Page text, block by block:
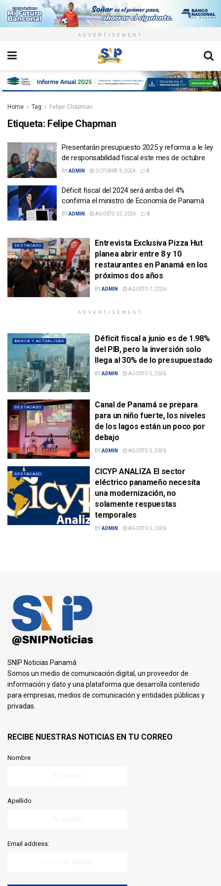
ADVERTISEMENT
Home Tag Felipe Chapman
Etiqueta: Felipe Chapman
Presentarán presupuesto 2025 y reforma a le ley
de responsabilidad fiscal este mes de octubre
BYADMIN OCTUBRE 3, 2024 0
Déficit fiscal del 2024 será arriba del 4%
confirma el ministro de Economía de Panamá
BYADMIN AGOSTO 22, 2024 0
DESTACADO
Entrevista Exclusiva Pizza Hut
planea abrir entre 8 y 10
restaurantes en Panamá en los
próximos dos años
BYADMIN AGOSTO 7, 2026
ADVERTISEMENT
BANCA Y ACTUALIDAD
Déficit fiscal a junio es de 1.98%
del PIB, pero la inversión solo
llega al 30% de lo presupuestado
BYADMIN AGOSTO 5, 2026
DESTACADO
Canal de Panamá se prepara
para un niño fuerte, los niveles
de los lagos están un poco por
debajo
BYADMIN AGOSTO 5, 2026
DESTACADO
CICYP ANALIZA El sector
eléctrico panameño necesita
una modernización, no
solamente respuestas
temporales
BYADMIN AGOSTO 5, 2026
SNIP Noticias Panamá
Somos un medio de comunicación digital, un proveedor de
información y dato y una plataforma que desarrolla contenido
para empresas, medios de comunicación y entidades públicas y
privadas.
RECIBE NUESTRAS NOTICIAS EN TU CORREO
Nombre
Apellido
Email address: